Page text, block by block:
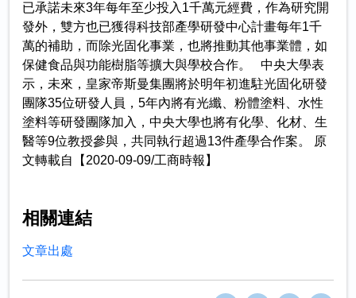
已承諾未來3年每年至少投入1千萬元經費，作為研究開
發外，雙方也已獲得科技部產學研發中心計畫每年1千
萬的補助，而除光固化事業，也將推動其他事業體，如
保健食品與功能樹脂等擴大與學校合作。 中央大學表
示，未來，皇家帝斯曼集團將於明年初進駐光固化研發
團隊35位研發人員，5年內將有光纖、粉體塗料、水性
塗料等研發團隊加入，中央大學也將有化學、化材、生
醫等9位教授參與，共同執行超過13件產學合作案。 原
文轉載自【2020-09-09/工商時報】
相關連結
文章出處